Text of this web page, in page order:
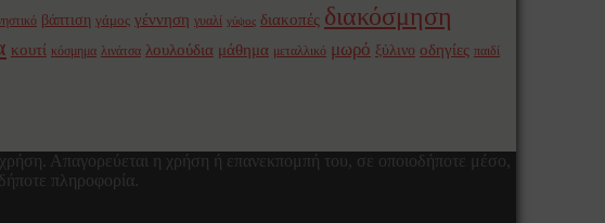
βάπτιση γάμος γέννηση γυαλί γύψος διακοπές διακόσμηση
κουτί κόσμημα λινάτσα λουλούδια μάθημα μεταλλικό μωρό ξύλινο οδηγίες παιδί
Απαγορεύεται η χρήση ή επανεκπομπή του, σε οποιοδήποτε μέσο,
πληροφορία.